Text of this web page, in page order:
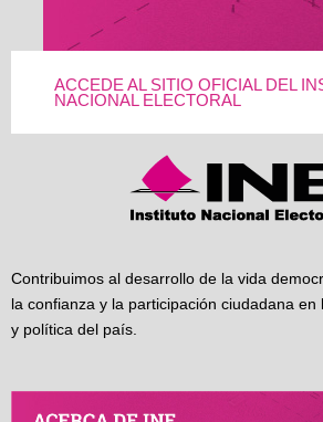
ACCEDE AL SITIO OFICIAL DEL
NACIONAL ELECTORAL
Contribuimos al desarrollo de la vida
la confianza y la participación ciudadana en
y política del país.